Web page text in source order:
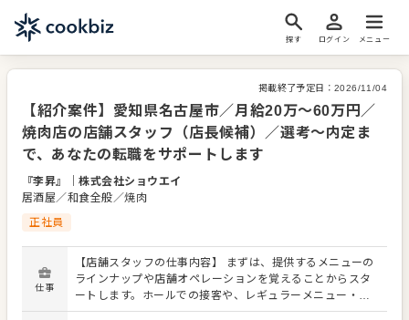
探す ログイン メニュー
掲載終了予定日： 2026/11/04
【紹介案件】愛知県名古屋市／月給20万～60万円／
焼肉店の店舗スタッフ（店長候補）／選考～内定ま
で、あなたの転職をサポートします
『李昇』 ｜株式会社ショウエイ
居酒屋／和食全般／焼肉
正社員
仕事
【店舗スタッフの仕事内容】 まずは、提供するメニューの
ラインナップや店舗オペレーションを覚えることからスタ
ートします。ホールでの接客や、レギュラーメニュー・限
定メニューなどの調理にも関わりますので、店舗業務全般